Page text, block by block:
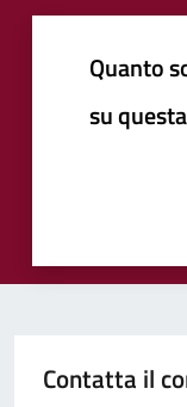
Quanto
su
Contatta il